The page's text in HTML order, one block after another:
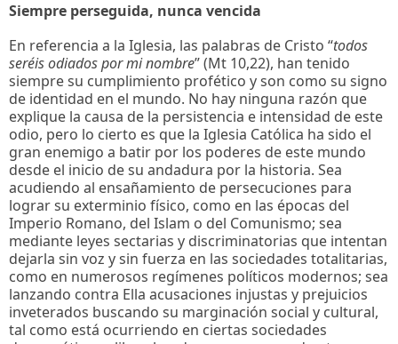
Siempre perseguida, nunca vencida
En referencia a la Iglesia, las palabras de Cristo “todos
seréis odiados por mi nombre” (Mt 10,22), han tenido
siempre su cumplimiento profético y son como su signo
de identidad en el mundo. No hay ninguna razón que
explique la causa de la persistencia e intensidad de este
odio, pero lo cierto es que la Iglesia Católica ha sido el
gran enemigo a batir por los poderes de este mundo
desde el inicio de su andadura por la historia. Sea
acudiendo al ensañamiento de persecuciones para
lograr su exterminio físico, como en las épocas del
Imperio Romano, del Islam o del Comunismo; sea
mediante leyes sectarias y discriminatorias que intentan
dejarla sin voz y sin fuerza en las sociedades totalitarias,
como en numerosos regímenes políticos modernos; sea
lanzando contra Ella acusaciones injustas y prejuicios
inveterados buscando su marginación social y cultural,
tal como está ocurriendo en ciertas sociedades